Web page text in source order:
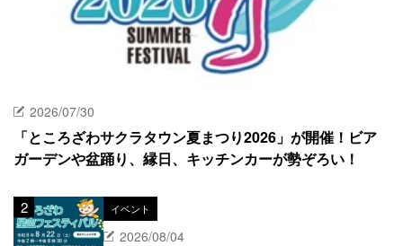
2026/07/30
「ところざわサクラタウン夏まつり2026」が開催！ビア
ガーデンや盆踊り、縁日、キッチンカーが勢ぞろい！
イベント
2026/08/04